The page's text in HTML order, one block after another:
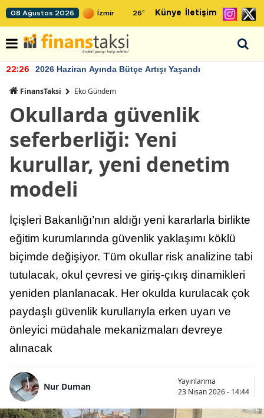
08 Ağustos 2026 26° Künye İletişim
22:26 2026 Haziran Ayında Bütçe Artışı Yaşandı
FinansTaksi Eko Gündem
Okullarda güvenlik
seferberliği: Yeni
kurullar, yeni denetim
modeli
İçişleri Bakanlığı’nın aldığı yeni kararlarla birlikte
eğitim kurumlarında güvenlik yaklaşımı köklü
biçimde değişiyor. Tüm okullar risk analizine tabi
tutulacak, okul çevresi ve giriş-çıkış dinamikleri
yeniden planlanacak. Her okulda kurulacak çok
paydaşlı güvenlik kurullarıyla erken uyarı ve
önleyici müdahale mekanizmaları devreye
alınacak
Nur Duman
Yayınlanma
23 Nisan 2026 - 14:44